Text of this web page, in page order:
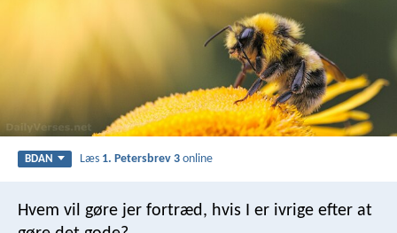
BDAN Læs 1. Petersbrev 3 online
Hvem vil gøre jer fortræd, hvis I er ivrige efter at